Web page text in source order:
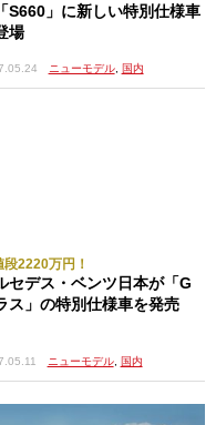
S660」に新しい特別仕様車
場
ニューモデル, 国内
段2220万円！
セデス・ベンツ日本が「G
ス」の特別仕様車を発売
ニューモデル, 国内